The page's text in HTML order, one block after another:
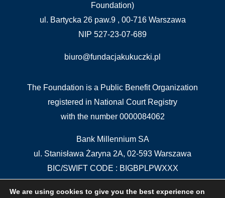
Foundation)
ul. Bartycka 26 paw.9 , 00-716 Warszawa
NIP 527-23-07-689
biuro@fundacjakukuczki.pl
The Foundation is a Public Benefit Organization
registered in National Court Registry
with the number 0000084062
Bank Millennium SA
ul. Stanisława Żaryna 2A, 02-593 Warszawa
BIC/SWIFT CODE : BIGBPLPWXXX
We are using cookies to give you the best experience on